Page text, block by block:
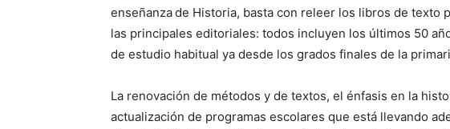
enseñanzade Historia, basta con releer los libros de texto
las principales editoriales: todos incluyen los últimos 50
de estudio habitual ya desde los grados finales de la
La renovación de métodos y de textos, el énfasis en la
actualización de programas escolares que está llevando